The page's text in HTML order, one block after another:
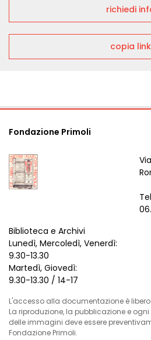
richiedi
copia link
Fondazione Primoli
Biblioteca e Archivi
Lunedì, Mercoledì, Venerdì:
9.30-13.30
Martedì, Giovedì:
9.30-13.30 / 14-17
L'accesso alla documentazione è
La riproduzione, la pubblicazione e
delle immagini deve essere
Fondazione Primoli.